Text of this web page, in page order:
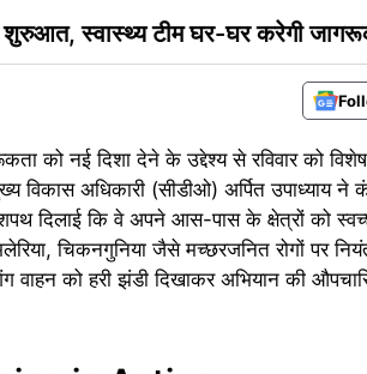
स्वास्थ्य टीम घर-घर करेगी
को नई दिशा देने के उद्देश्य से रविवार को विशेष
अधिकारी (सीडीओ) अर्पित उपाध्याय ने
शपथ दिलाई कि वे अपने आस-पास के क्षेत्रों को
चिकनगुनिया जैसे मच्छरजनित रोगों पर
वाहन को हरी झंडी दिखाकर अभियान की